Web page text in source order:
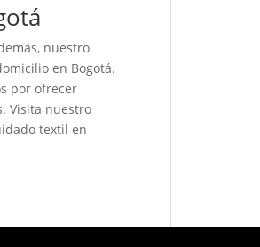
nuestro
en Bogotá.
por ofrecer
Visita nuestro
textil en